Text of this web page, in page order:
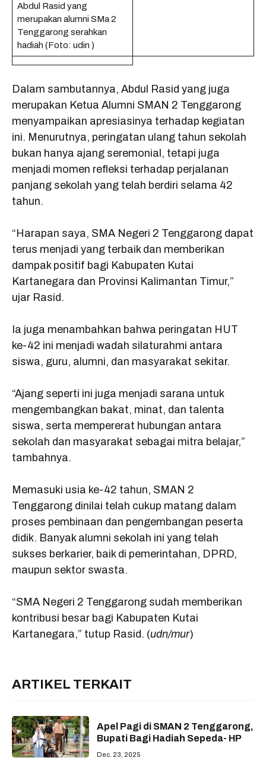
Abdul Rasid yang
merupakan alumni SMa 2
Tenggarong serahkan
hadiah (Foto: udin )
Dalam sambutannya, Abdul Rasid yang juga
merupakan Ketua Alumni SMAN 2 Tenggarong
menyampaikan apresiasinya terhadap kegiatan
ini. Menurutnya, peringatan ulang tahun sekolah
bukan hanya ajang seremonial, tetapi juga
menjadi momen refleksi terhadap perjalanan
panjang sekolah yang telah berdiri selama 42
tahun.
“Harapan saya, SMA Negeri 2 Tenggarong dapat
terus menjadi yang terbaik dan memberikan
dampak positif bagi Kabupaten Kutai
Kartanegara dan Provinsi Kalimantan Timur,”
ujar Rasid.
Ia juga menambahkan bahwa peringatan HUT
ke-42 ini menjadi wadah silaturahmi antara
siswa, guru, alumni, dan masyarakat sekitar.
“Ajang seperti ini juga menjadi sarana untuk
mengembangkan bakat, minat, dan talenta
siswa, serta mempererat hubungan antara
sekolah dan masyarakat sebagai mitra belajar,”
tambahnya.
Memasuki usia ke-42 tahun, SMAN 2
Tenggarong dinilai telah cukup matang dalam
proses pembinaan dan pengembangan peserta
didik. Banyak alumni sekolah ini yang telah
sukses berkarier, baik di pemerintahan, DPRD,
maupun sektor swasta.
“SMA Negeri 2 Tenggarong sudah memberikan
kontribusi besar bagi Kabupaten Kutai
Kartanegara,” tutup Rasid. (udn/mur)
ARTIKEL TERKAIT
Apel Pagi di SMAN 2 Tenggarong,
Bupati Bagi Hadiah Sepeda- HP
Dec. 23, 2025